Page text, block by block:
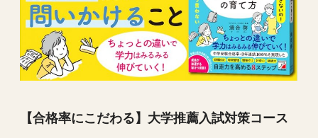
【合格率にこだわる】大学推薦入試対策コース